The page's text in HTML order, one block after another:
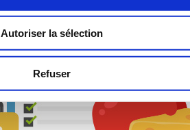
Autoriser la sélection
Refuser